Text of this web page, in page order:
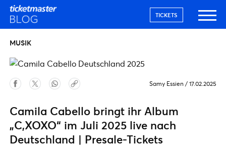
TICKETS
MUSIK
Samy Essien / 17.02.2025
Camila Cabello bringt ihr Album
„C,XOXO“ im Juli 2025 live nach
Deutschland | Presale-Tickets